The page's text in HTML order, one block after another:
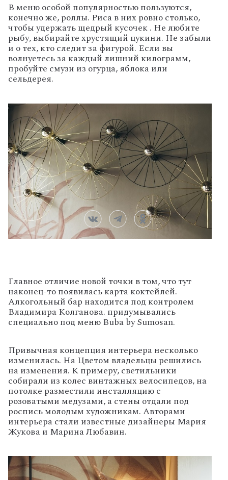
В меню особой популярностью пользуются,
конечно же, роллы. Риса в них ровно столько,
чтобы удержать щедрый кусочек . Не любите
рыбу, выбирайте хрустящий цукини. Не забыли
и о тех, кто следит за фигурой. Если вы
волнуетесь за каждый лишний килограмм,
пробуйте смузи из огурца, яблока или
сельдерея.
Главное отличие новой точки в том, что тут
наконец-то появилась карта коктейлей.
Алкогольный бар находится под контролем
Владимира Колганова. придумывались
специально под меню Buba by Sumosan.
Привычная концепция интерьера несколько
изменилась. На Цветом владельцы решились
на изменения. К примеру, светильники
собирали из колес винтажных велосипедов, на
потолке разместили инсталляцию с
розоватыми медузами, а стены отдали под
роспись молодым художникам. Авторами
интерьера стали известные дизайнеры Мария
Жукова и Марина Любавин.